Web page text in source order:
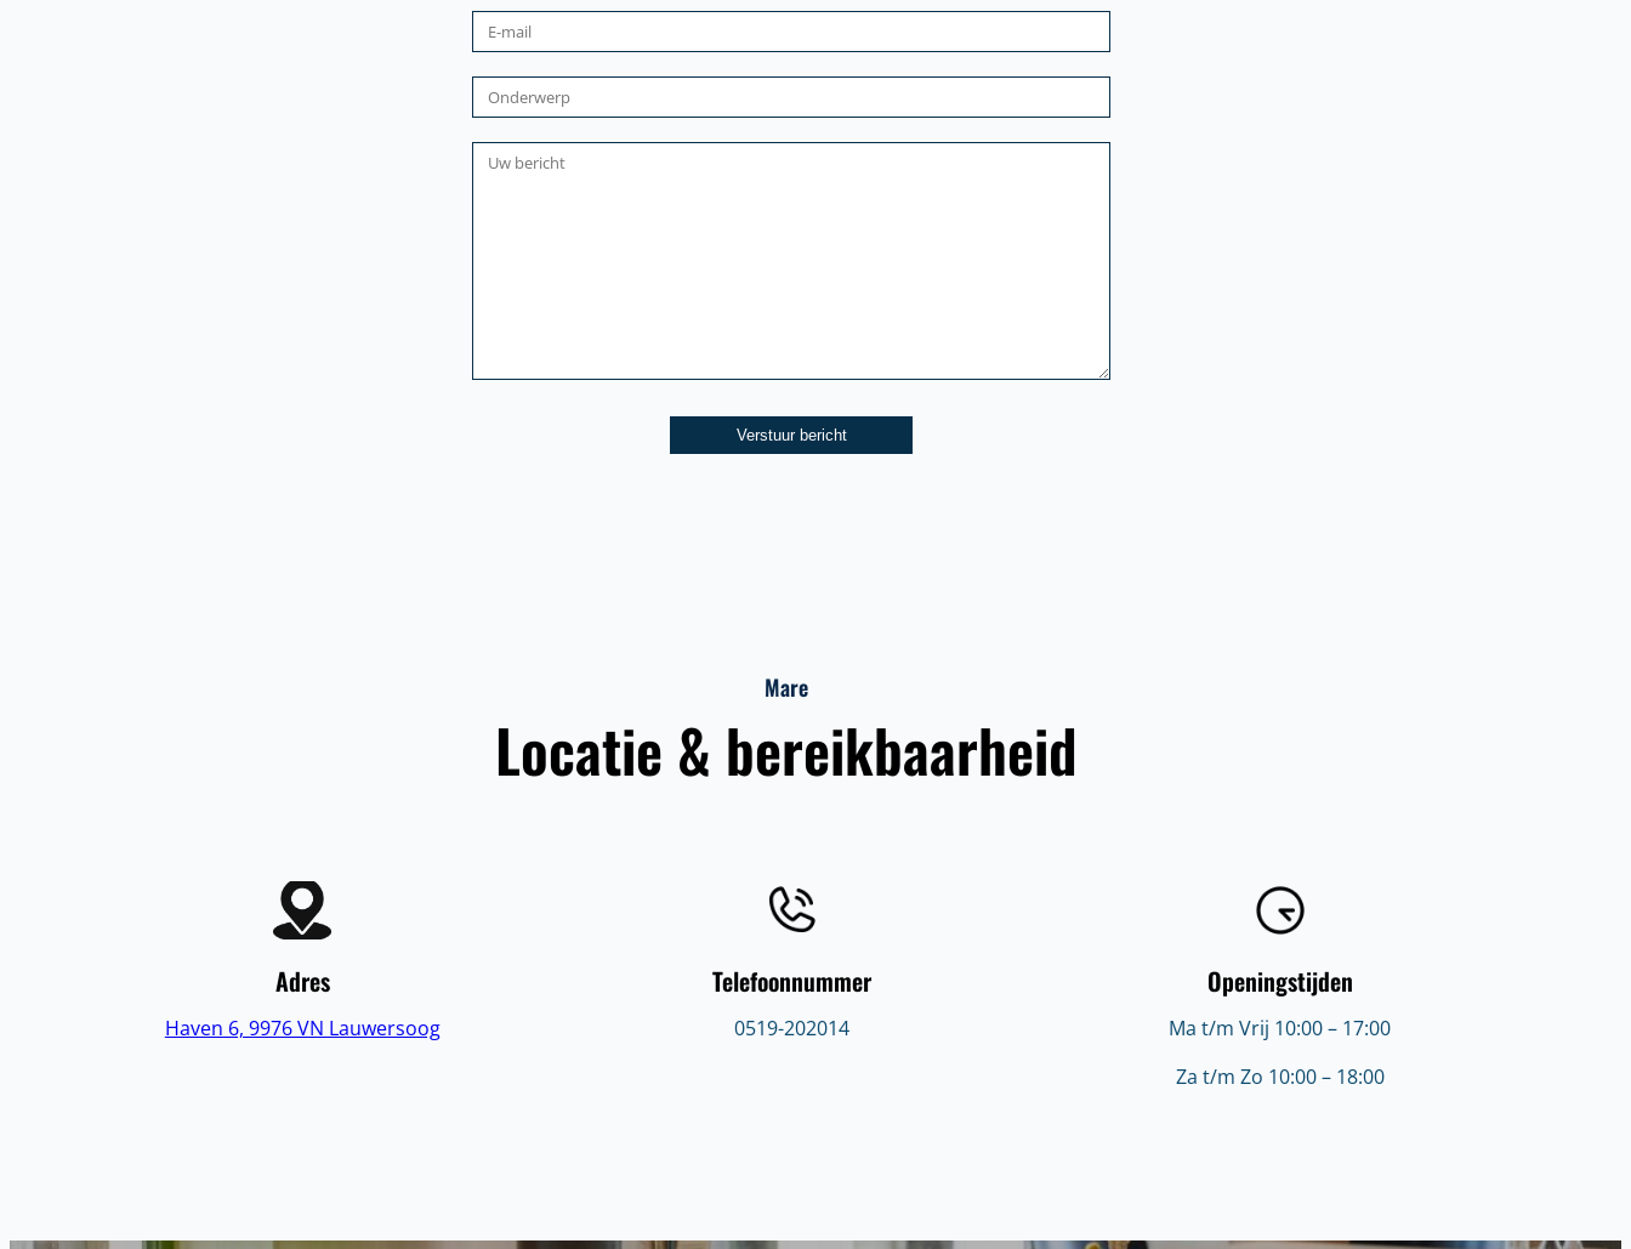
Mare
Locatie & bereikbaarheid
Adres
Haven 6, 9976 VN Lauwersoog
Telefoonnummer
0519-202014
Openingstijden
Ma t/m Vrij 10:00 – 17:00
Za t/m Zo 10:00 – 18:00